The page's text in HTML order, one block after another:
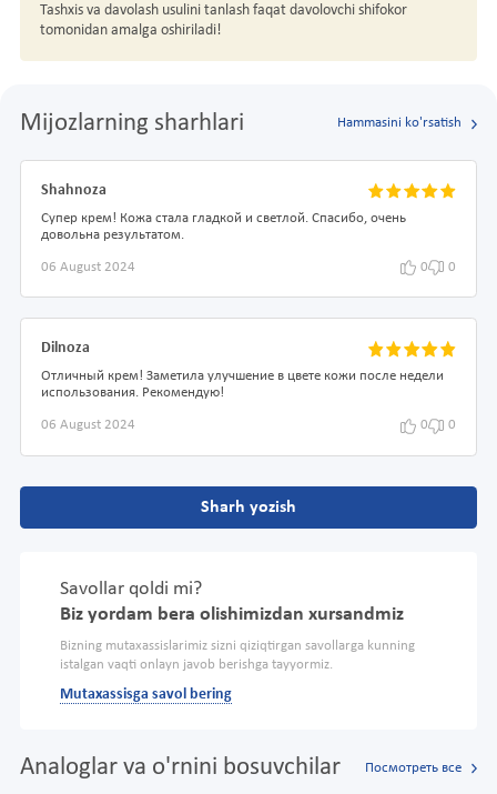
Tashxis va davolash usulini tanlash faqat davolovchi shifokor
tomonidan amalga oshiriladi!
Mijozlarning sharhlari Hammasini ko'rsatish
Shahnoza
Супер крем! Кожа стала гладкой и светлой. Спасибо, очень
довольна результатом.
06 August 2024 0 0
Dilnoza
Отличный крем! Заметила улучшение в цвете кожи после недели
использования. Рекомендую!
06 August 2024 0 0
Sharh yozish
Savollar qoldi mi?
Biz yordam bera olishimizdan xursandmiz
Bizning mutaxassislarimiz sizni qiziqtirgan savollarga kunning
istalgan vaqti onlayn javob berishga tayyormiz.
Mutaxassisga savol bering
Analoglar va o'rnini bosuvchilar Посмотреть все